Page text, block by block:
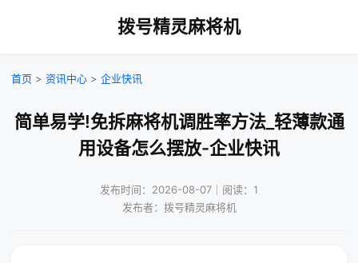
拨号精灵麻将机
首页 > 资讯中心 > 企业快讯
简单易学!免拆麻将机调胜率方法_轻薄款通
用设备怎么摆放-企业快讯
发布时间：2026-08-07｜阅读：1
发布者：拨号精灵麻将机